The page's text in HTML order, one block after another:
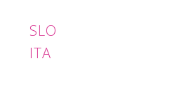
SLO
ITA